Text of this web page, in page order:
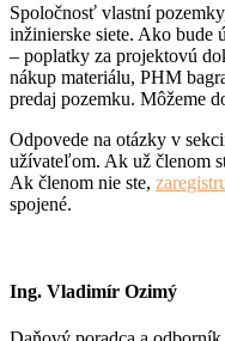
Spoločnosť vlastní
inžinierske siete. Ako bude
– poplatky za projektovú
nákup materiálu, PHM
predaj pozemku. Môžeme
Odpovede na otázky v
užívateľom. Ak už členom
Ak členom nie ste,
spojené.
Ing. Vladimír Ozimý